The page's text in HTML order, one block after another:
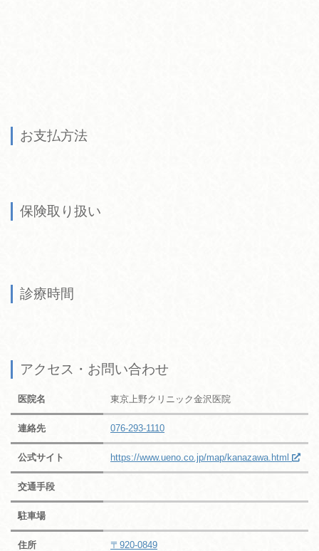
お支払方法
保険取り扱い
診療時間
アクセス・お問い合わせ
医院名 東京上野クリニック金沢医院
連絡先 076-293-1110
公式サイト https://www.ueno.co.jp/map/kanazawa.html
交通手段
駐車場
住所
〒920-0849